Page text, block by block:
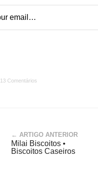
13 Comentários
← ARTIGO ANTERIOR
Milai Biscoitos •
Biscoitos Caseiros